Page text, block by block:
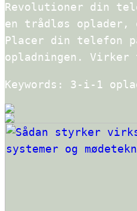
Revolutioner din
en trådløs oplader,
Placer din telefon
opladningen.
Keywords: 3-i-1